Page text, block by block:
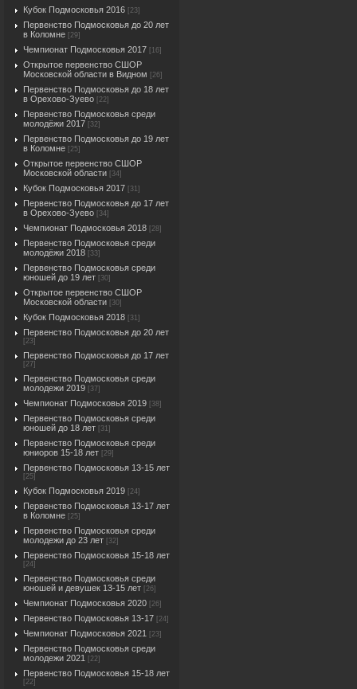
Кубок Подмосковья 2016 [23]
Первенство Подмосковья до 20 лет
в Коломне [29]
Чемпионат Подмосковья 2017 [16]
Открытое первенство СШОР
Московской области в Видном
[26]
Первенство Подмосковья до 18 лет
в Орехово-Зуево [22]
Первенство Подмосковья среди
молодёжи 2017 [32]
Первенство Подмосковья до 19 лет
в Коломне [25]
Открытое первенство СШОР
Московской области [34]
Кубок Подмосковья 2017 [31]
Первенство Подмосковья до 17 лет
в Орехово-Зуево [34]
Чемпионат Подмосковья 2018 [28]
Первенство Подмосковья среди
молодёжи 2018 [33]
Первенство Подмосковья среди
юношей до 19 лет [30]
Открытое первенство СШОР
Московской области [30]
Кубок Подмосковья 2018 [31]
Первенство Подмосковья до 20 лет
[23]
Первенство Подмосковья до 17 лет
[27]
Первенство Подмосковья среди
молодежи 2019 [37]
Чемпионат Подмосковья 2019 [38]
Первенство Подмосковья среди
юношей до 18 лет [31]
Первенство Подмосковья среди
юниоров 15-18 лет [29]
Первенство Подмосковья 13-15 лет
[25]
Кубок Подмосковья 2019 [24]
Первенство Подмосковья 13-17 лет
в Коломне [25]
Первенство Подмосковья среди
молодежи до 23 лет [32]
Первенство Подмосковья 15-18 лет
[24]
Первенство Подмосковья среди
юношей и девушек 13-15 лет [26]
Чемпионат Подмосковья 2020 [26]
Первенство Подмосковья 13-17 [24]
Чемпионат Подмосковья 2021 [23]
Первенство Подмосковья среди
молодежи 2021
[22]
Первенство Подмосковья 15-18 лет
[22]